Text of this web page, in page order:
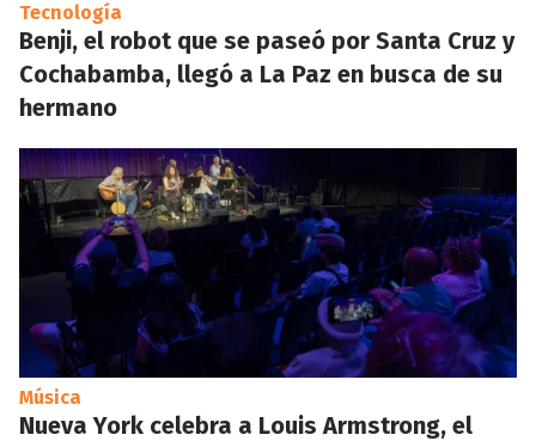
Tecnología
Benji, el robot que se paseó por Santa Cruz y
Cochabamba, llegó a La Paz en busca de su
hermano
Música
Nueva York celebra a Louis Armstrong, el